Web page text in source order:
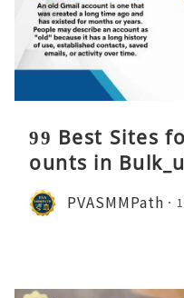
99 Best Sites
ounts in
PVASMMPath